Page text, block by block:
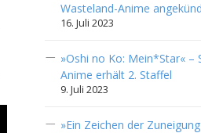
Wasteland-Anime
16. Juli 2023
»Oshi no Ko: Mein*Star« –
Anime erhält 2. Staffel
9. Juli 2023
»Ein Zeichen der